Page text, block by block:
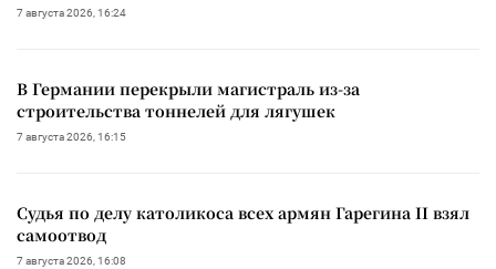
7 августа 2026, 16:24
В Германии перекрыли магистраль из-за
строительства тоннелей для лягушек
7 августа 2026, 16:15
Судья по делу католикоса всех армян Гарегина II взял
самоотвод
7 августа 2026, 16:08